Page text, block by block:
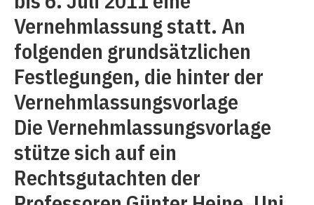
Vernehmlassung statt. An
folgenden grundsätzlichen
Festlegungen, die hinter der
Vernehmlassungsvorlage
Die Vernehmlassungsvorlage
stütze sich auf ein
Rechtsgutachten der